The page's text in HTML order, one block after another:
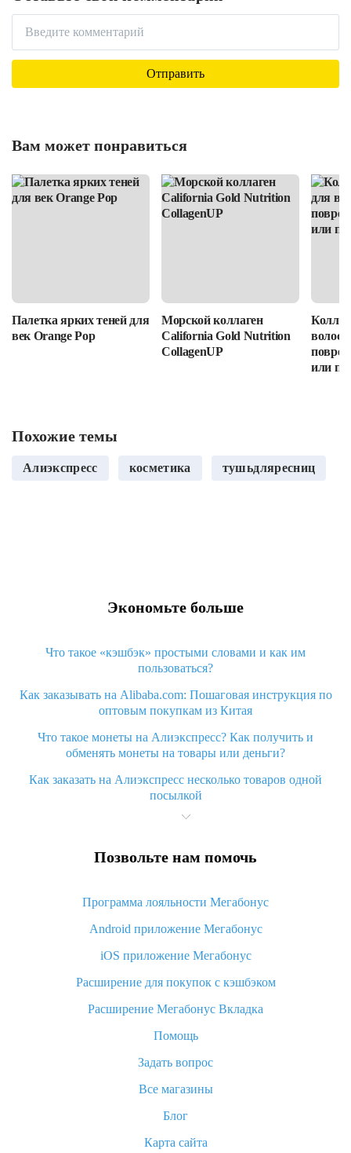
Вам может понравиться
Палетка ярких теней для
век Orange Pop
Морской коллаген
California Gold Nutrition
CollagenUP
волос:
или
Похожие темы
Алиэкспресс косметика тушьдляресниц
Экономьте больше
Что такое «кэшбэк» простыми словами и как им
пользоваться?
Как заказывать на Alibaba.com: Пошаговая инструкция по
оптовым покупкам из Китая
Что такое монеты на Алиэкспресс? Как получить и
обменять монеты на товары или деньги?
Как заказать на Алиэкспресс несколько товаров одной
посылкой
Что значит статус «Заказ закрыт» на Алиэкспресс и что
Что делать, если Алиэкспресс просит ввести паспортные
Как узнать, куда пришла посылка с Алиэкспресс
Вы отменили заказ на Алиэкспресс, когда вернут деньги?
Что такое баллы на Алиэкспресс, как их получить и
«AliExpress Standard Shipping»: что это за метод доставки и
как его отслеживать
Как покупать оптом на Алиэкспресс
Что делать, если не пришел товар с Алиэкспресс
возврата денег
Позвольте нам помочь
Программа лояльности Мегабонус
Android приложение Мегабонус
iOS приложение Мегабонус
Расширение для покупок с кэшбэком
Расширение Мегабонус Вкладка
Помощь
Задать вопрос
Все магазины
Блог
Карта сайта